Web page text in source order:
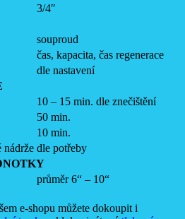
3/4″
souproud
čas, kapacita, čas regenerace
dle nastavení
10 – 15 min. dle znečištění
50 min.
10 min.
nádrže dle potřeby
průměr 6“ – 10“
e-shopu můžete dokoupit i